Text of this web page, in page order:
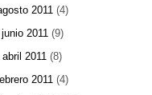
2011(4)
junio 2011(9)
abril 2011 (8)
2011 (4)